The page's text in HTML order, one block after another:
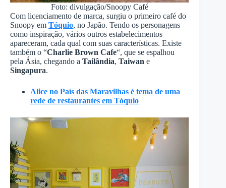
Foto: divulgação/Snoopy Café
Com licenciamento de marca, surgiu o primeiro café do
Snoopy em Tóquio, no Japão. Tendo os personagens
como inspiração, vários outros estabelecimentos
apareceram, cada qual com suas características. Existe
também o “Charlie Brown Cafe“, que se espalhou
pela Ásia, chegando a Tailândia, Taiwan e
Singapura.
Alice no País das Maravilhas é tema de uma
rede de restaurantes em Tóquio